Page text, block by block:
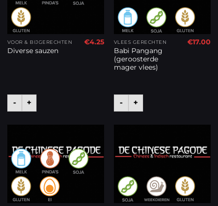
VOOR & BIJGERECHTEN
Diverse sauzen
€4.25
- +
VLEES GERECHTEN
Babi Pangang
(geroosterde
mager vlees)
€17.00
- +